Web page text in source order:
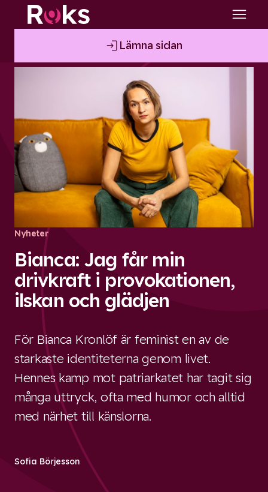
Lämna sidan
Nyheter
Bianca: Jag får min
drivkraft i provokationen,
ilskan och glädjen
För Bianca Kronlöf är feminist en av de
starkaste identiteterna genom livet.
Hennes kamp mot patriarkatet har tagit sig
många uttryck, ofta med humor och alltid
med närhet till känslorna.
Sofia Börjesson